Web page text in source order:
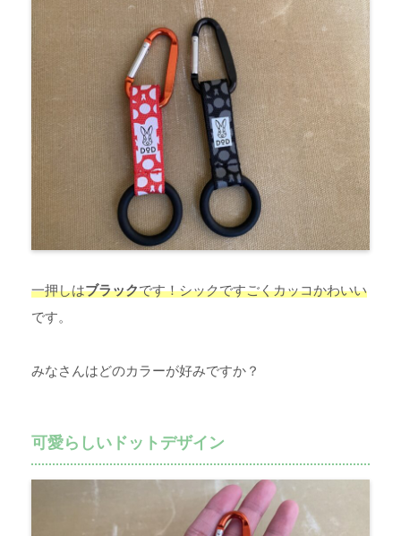
一押しはブラックです！シックですごくカッコかわいい
です。
みなさんはどのカラーが好みですか？
可愛らしいドットデザイン